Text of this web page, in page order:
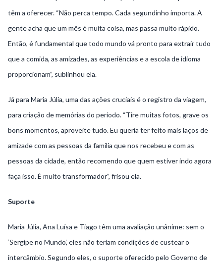
têm a oferecer. “Não perca tempo. Cada segundinho importa. A
gente acha que um mês é muita coisa, mas passa muito rápido.
Então, é fundamental que todo mundo vá pronto para extrair tudo
que a comida, as amizades, as experiências e a escola de idioma
proporcionam”, sublinhou ela.
Já para Maria Júlia, uma das ações cruciais é o registro da viagem,
para criação de memórias do período. “Tire muitas fotos, grave os
bons momentos, aproveite tudo. Eu queria ter feito mais laços de
amizade com as pessoas da família que nos recebeu e com as
pessoas da cidade, então recomendo que quem estiver indo agora
faça isso. É muito transformador”, frisou ela.
Suporte
Maria Júlia, Ana Luísa e Tiago têm uma avaliação unânime: sem o
‘Sergipe no Mundo’, eles não teriam condições de custear o
intercâmbio. Segundo eles, o suporte oferecido pelo Governo de